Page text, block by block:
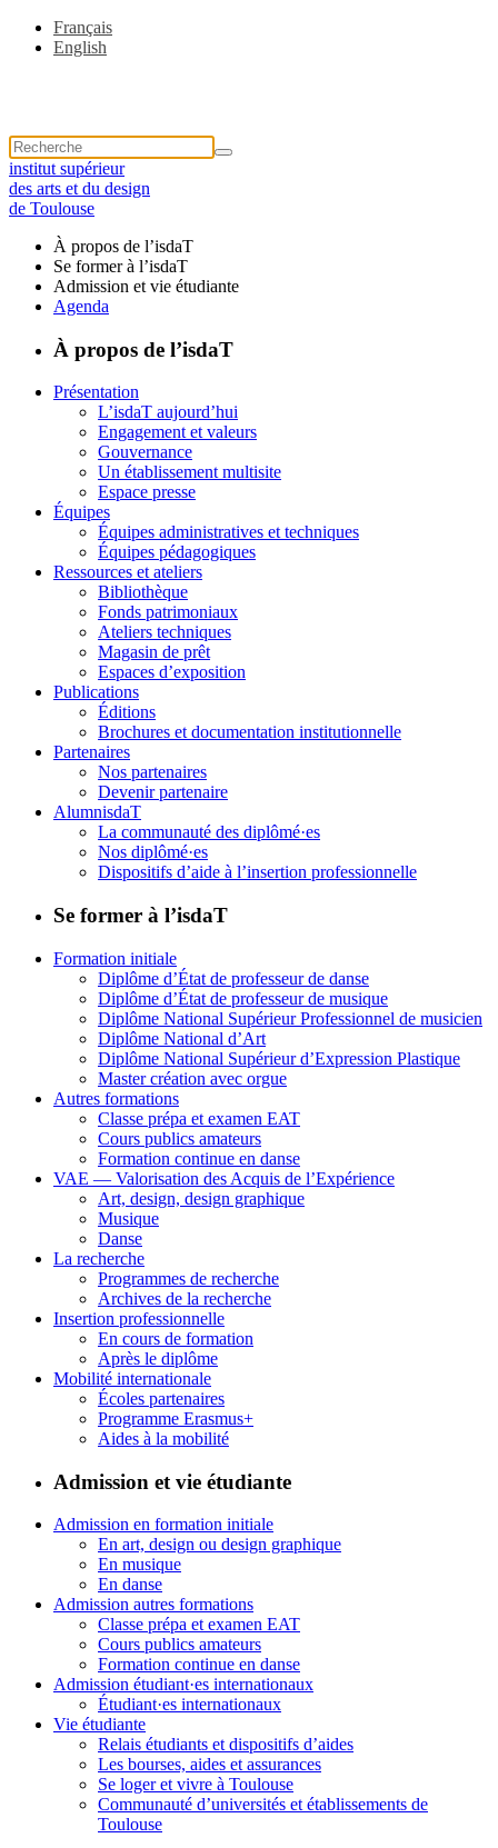
Français
English
institut supérieur
des arts et du design
de Toulouse
À propos de l’isdaT
Se former à l’isdaT
Admission et vie étudiante
Agenda
À propos de l’isdaT
Présentation
L’isdaT aujourd’hui
Engagement et valeurs
Gouvernance
Un établissement multisite
Espace presse
Équipes
Équipes administratives et techniques
Équipes pédagogiques
Ressources et ateliers
Bibliothèque
Fonds patrimoniaux
Ateliers techniques
Magasin de prêt
Espaces d’exposition
Publications
Éditions
Brochures et documentation institutionnelle
Partenaires
Nos partenaires
Devenir partenaire
AlumnisdaT
La communauté des diplômé·es
Nos diplômé·es
Dispositifs d’aide à l’insertion professionnelle
Se former à l’isdaT
Formation initiale
Diplôme d’État de professeur de danse
Diplôme d’État de professeur de musique
Diplôme National Supérieur Professionnel de musicien
Diplôme National d’Art
Diplôme National Supérieur d’Expression Plastique
Master création avec orgue
Autres formations
Classe prépa et examen EAT
Cours publics amateurs
Formation continue en danse
VAE — Valorisation des Acquis de l’Expérience
Art, design, design graphique
Musique
Danse
La recherche
Programmes de recherche
Archives de la recherche
Insertion professionnelle
En cours de formation
Après le diplôme
Mobilité internationale
Écoles partenaires
Programme Erasmus+
Aides à la mobilité
Admission et vie étudiante
Admission en formation initiale
En art, design ou design graphique
En musique
En danse
Admission autres formations
Classe prépa et examen EAT
Cours publics amateurs
Formation continue en danse
Admission étudiant·es internationaux
Étudiant·es internationaux
Vie étudiante
Relais étudiants et dispositifs d’aides
Les bourses, aides et assurances
Se loger et vivre à Toulouse
Communauté d’universités et établissements de
Toulouse